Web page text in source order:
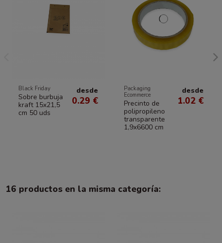
Black Friday
Sobre burbuja
kraft 15x21,5
cm 50 uds
desde
0.29 €
Packaging
Ecommerce
Precinto de
polipropileno
transparente
1,9x6600 cm
desde
1.02 €
16 productos en la misma categoría: